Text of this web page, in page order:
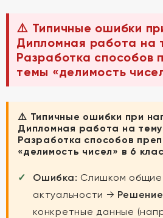
⚠️ Типичные ошибки
Дипломная работа
Разработка способов
темы «делимость
⚠️ Типичные ошибки при
Дипломная работа на
Разработка способов
«делимость чисел» в 6
Ошибка: Слишком общие
актуальности →
конкретные данные